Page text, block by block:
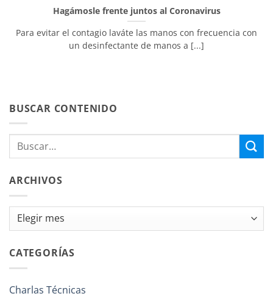
Hagámosle frente juntos al Coronavirus
Para evitar el contagio laváte las manos con frecuencia con
un desinfectante de manos a [...]
BUSCAR CONTENIDO
ARCHIVOS
Archivos
CATEGORÍAS
Charlas Técnicas